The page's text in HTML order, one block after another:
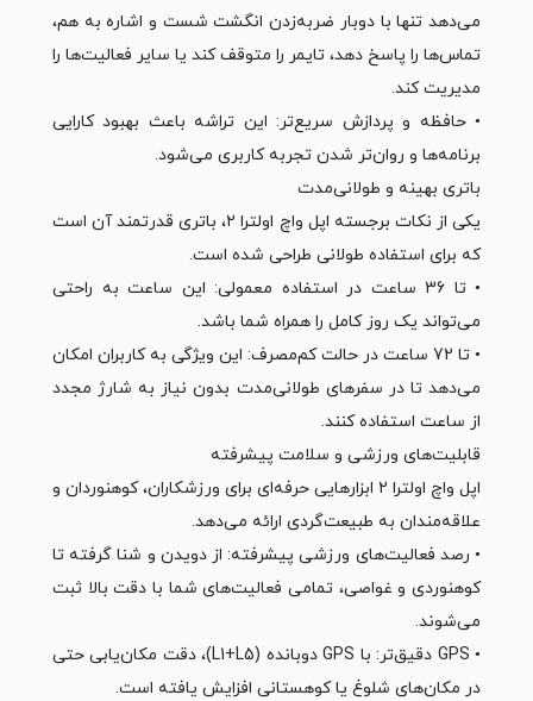
می‌دهد تنها با دوبار ضربه‌زدن انگشت شست و اشاره به هم،
تماس‌ها را پاسخ دهد، تایمر را متوقف کند یا سایر فعالیت‌ها را
مدیریت کند.
• حافظه و پردازش سریع‌تر: این تراشه باعث بهبود کارایی
برنامه‌ها و روان‌تر شدن تجربه کاربری می‌شود.
باتری بهینه و طولانی‌مدت
یکی از نکات برجسته اپل واچ اولترا ۲، باتری قدرتمند آن است
که برای استفاده طولانی طراحی شده است.
• تا 36 ساعت در استفاده معمولی: این ساعت به راحتی
می‌تواند یک روز کامل را همراه شما باشد.
• تا 72 ساعت در حالت کم‌مصرف: این ویژگی به کاربران امکان
می‌دهد تا در سفرهای طولانی‌مدت بدون نیاز به شارژ مجدد
از ساعت استفاده کنند.
قابلیت‌های ورزشی و سلامت پیشرفته
اپل واچ اولترا ۲ ابزارهایی حرفه‌ای برای ورزشکاران، کوهنوردان و
علاقه‌مندان به طبیعت‌گردی ارائه می‌دهد.
• رصد فعالیت‌های ورزشی پیشرفته: از دویدن و شنا گرفته تا
کوهنوردی و غواصی، تمامی فعالیت‌های شما با دقت بالا ثبت
می‌شوند.
• GPS دقیق‌تر: با GPS دوبانده (L1+L5)، دقت مکان‌یابی حتی
در مکان‌های شلوغ یا کوهستانی افزایش یافته است.